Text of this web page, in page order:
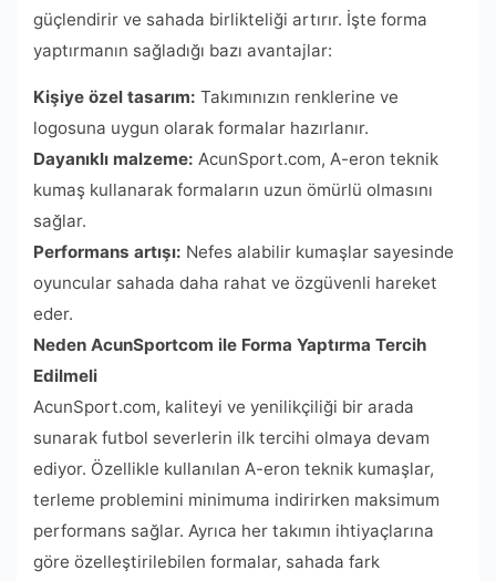
güçlendirir ve sahada birlikteliği artırır. İşte forma
yaptırmanın sağladığı bazı avantajlar:
Kişiye özel tasarım: Takımınızın renklerine ve
logosuna uygun olarak formalar hazırlanır.
Dayanıklı malzeme: AcunSport.com, A-eron teknik
kumaş kullanarak formaların uzun ömürlü olmasını
sağlar.
Performans artışı: Nefes alabilir kumaşlar sayesinde
oyuncular sahada daha rahat ve özgüvenli hareket
eder.
Neden AcunSportcom ile Forma Yaptırma Tercih
Edilmeli
AcunSport.com, kaliteyi ve yenilikçiliği bir arada
sunarak futbol severlerin ilk tercihi olmaya devam
ediyor. Özellikle kullanılan A-eron teknik kumaşlar,
terleme problemini minimuma indirirken maksimum
performans sağlar. Ayrıca her takımın ihtiyaçlarına
göre özelleştirilebilen formalar, sahada fark